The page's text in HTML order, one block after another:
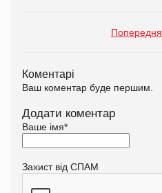
Попередня
Коментарі
Ваш коментар буде першим.
Додати коментар
Ваше імя*
Захист від СПАМ